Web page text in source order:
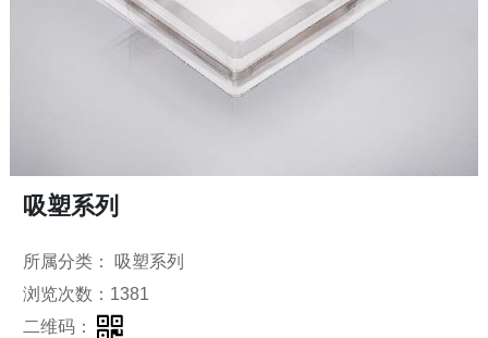
吸塑系列
所属分类： 吸塑系列
浏览次数：1381
二维码：